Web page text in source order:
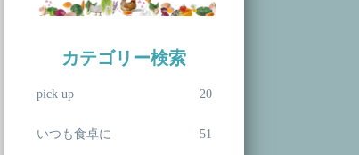
カテゴリー検索
pick up 20
いつも食卓に 51